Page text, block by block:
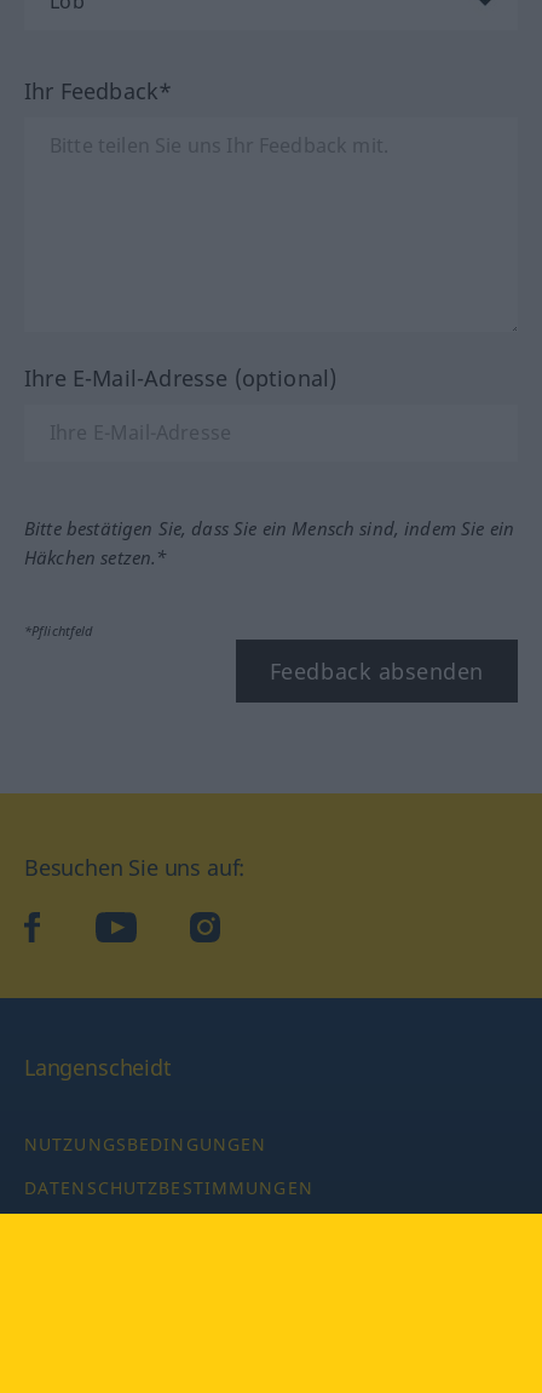
Ihr Feedback*
Ihre E-Mail-Adresse (optional)
Bitte bestätigen Sie, dass Sie ein Mensch sind, indem Sie ein
Häkchen setzen.*
*Pflichtfeld
Feedback absenden
Besuchen Sie uns auf:
facebookYouTube Instagram
Langenscheidt
NUTZUNGSBEDINGUNGEN
DATENSCHUTZBESTIMMUNGEN